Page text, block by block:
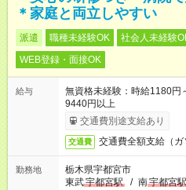
＊家庭と両立しやすい
派遣 職種未経験OK 社会人未経験
WEB登録・面接OK
給与
無資格未経験：時給1180
9440円以上
交通費別途支給あり
交通費 交通費全額支給（ガ
勤務地
栃木県宇都宮市
東武宇都宮駅 / 南宇都宮駅